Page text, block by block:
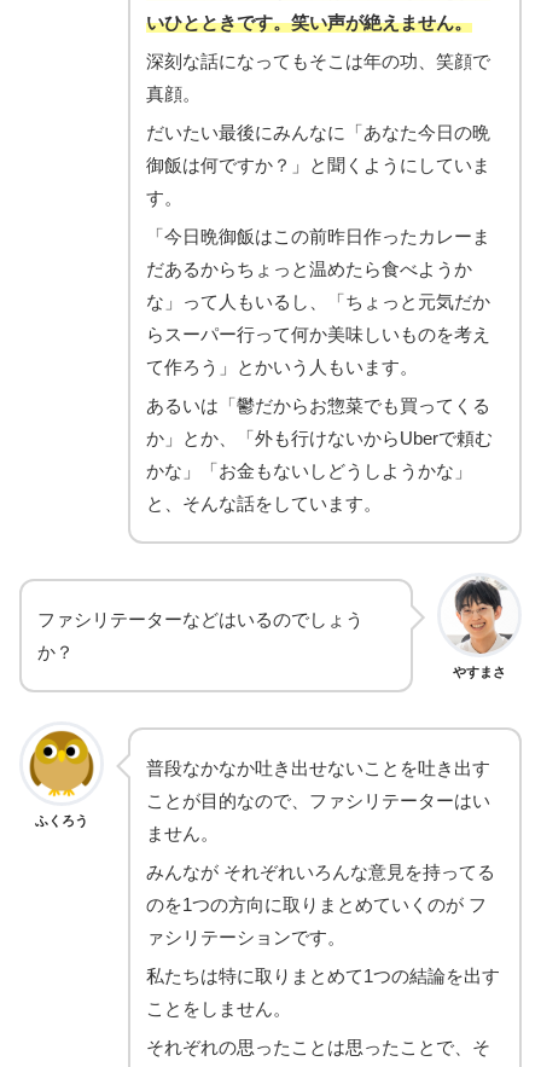
いひとときです。笑い声が絶えません。
深刻な話になってもそこは年の功、笑顔で
真顔。
だいたい最後にみんなに「あなた今日の晩
御飯は何ですか？」と聞くようにしていま
す。
「今日晩御飯はこの前昨日作ったカレーま
だあるからちょっと温めたら食べようか
な」って人もいるし、「ちょっと元気だか
らスーパー行って何か美味しいものを考え
て作ろう」とかいう人もいます。
あるいは「鬱だからお惣菜でも買ってくる
か」とか、「外も行けないからUberで頼む
かな」「お金もないしどうしようかな」
と、そんな話をしています。
やすまさ
ファシリテーターなどはいるのでしょう
か？
ふくろう
普段なかなか吐き出せないことを吐き出す
ことが目的なので、ファシリテーターはい
ません。
みんなが それぞれいろんな意見を持ってる
のを1つの方向に取りまとめていくのが フ
ァシリテーションです。
私たちは特に取りまとめて1つの結論を出す
ことをしません。
それぞれの思ったことは思ったことで、そ